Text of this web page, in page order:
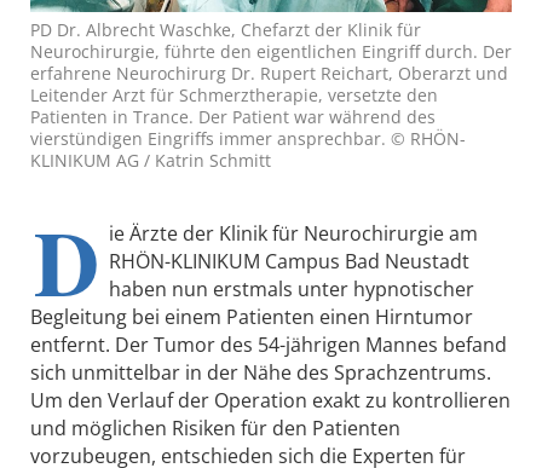
PD Dr. Albrecht Waschke, Chefarzt der Klinik für
Neurochirurgie, führte den eigentlichen Eingriff durch. Der
erfahrene Neurochirurg Dr. Rupert Reichart, Oberarzt und
Leitender Arzt für Schmerztherapie, versetzte den
Patienten in Trance. Der Patient war während des
vierstündigen Eingriffs immer ansprechbar. © RHÖN-
KLINIKUM AG / Katrin Schmitt
D ie Ärzte der Klinik für Neurochirurgie am
RHÖN-KLINIKUM Campus Bad Neustadt
haben nun erstmals unter hypnotischer
Begleitung bei einem Patienten einen Hirntumor
entfernt. Der Tumor des 54-jährigen Mannes befand
sich unmittelbar in der Nähe des Sprachzentrums.
Um den Verlauf der Operation exakt zu kontrollieren
und möglichen Risiken für den Patienten
vorzubeugen, entschieden sich die Experten für